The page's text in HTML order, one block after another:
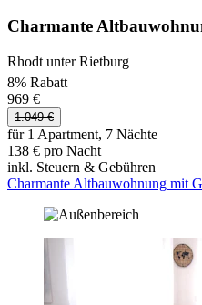
Charmante
Rhodt unter Rietburg
8% Rabatt
969 €
1.049 €
für 1 Apartment, 7 Nächte
138 € pro Nacht
inkl. Steuern & Gebühren
Charmante Altbauwohnung mit